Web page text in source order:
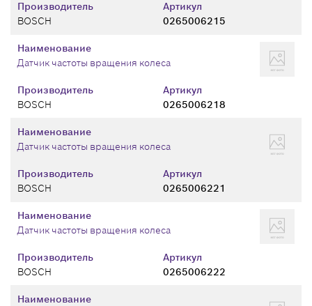
Производитель
BOSCH
Артикул
0265006215
Производитель
BOSCH
Артикул
0265006218
Наименование
Датчик частоты вращения колеса
Производитель
BOSCH
Артикул
0265006221
Наименование
Датчик частоты вращения колеса
Производитель
BOSCH
Артикул
0265006222
Наименование
Датчик частоты вращения колеса
Наименование